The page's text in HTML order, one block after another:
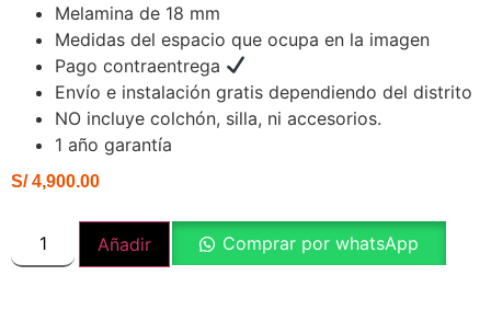
Melamina de 18 mm
Medidas del espacio que ocupa en la imagen
Pago contraentrega
Envío e instalación gratis dependiendo del distrito
NO incluye colchón, silla, ni accesorios.
1 año garantía
S/4,900.00
Añadir Comprar por whatsApp